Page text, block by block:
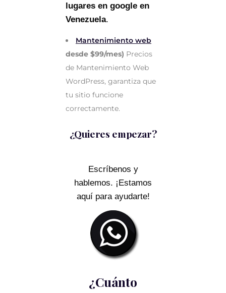
lugares en google en
Venezuela.
Mantenimiento web
desde $99/mes) Precios
de Mantenimiento Web
WordPress, garantiza que
tu sitio funcione
correctamente.
¿Quieres empezar?
Escríbenos y
hablemos. ¡Estamos
aquí para ayudarte!
¿Cuánto